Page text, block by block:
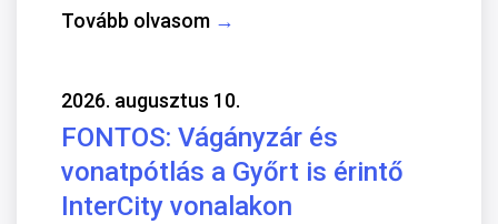
Tovább olvasom →
2026. augusztus 10.
FONTOS: Vágányzár és
vonatpótlás a Győrt is érintő
InterCity vonalakon